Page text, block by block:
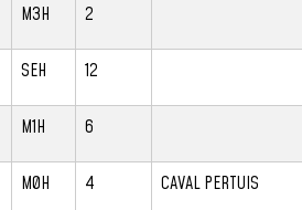
M3H 2
SEH 12
M1H 6
M0H 4 CAVAL PERTUIS